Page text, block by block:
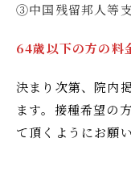
③中国残留邦人等
64歳以下の方の料
決まり次第、院内
ます。接種希望の
て頂くようにお願い